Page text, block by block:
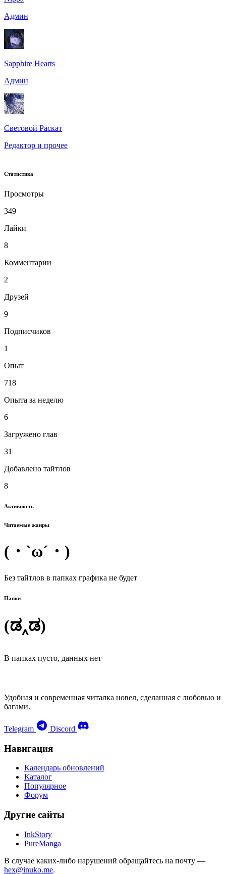
Админ
Sapphire Hearts
Админ
Световой Раскат
Редактор и прочее
Статистика
Просмотры
349
Лайки
8
Комментарии
2
Друзей
9
Подписчиков
1
Опыт
718
Опыта за неделю
6
Загружено глав
31
Добавлено тайтлов
8
Активность
Читаемые жанры
(・`ω´・)
Без тайтлов в папках графика не будет
Папки
(ಡ‸ಡ)
В папках пусто, данных нет
Удобная и современная читалка новел, сделанная с любовью и
багами.
Telegram Discord
Навигация
Календарь обновлений
Каталог
Популярное
Форум
Другие сайты
InkStory
PureManga
В случае каких-либо нарушений обращайтесь на почту —
hex@inuko.me.